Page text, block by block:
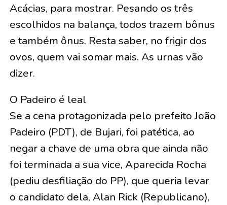
Acácias, para mostrar. Pesando os três
escolhidos na balança, todos trazem bônus
e também ônus. Resta saber, no frigir dos
ovos, quem vai somar mais. As urnas vão
dizer.
O Padeiro é leal
Se a cena protagonizada pelo prefeito João
Padeiro (PDT), de Bujari, foi patética, ao
negar a chave de uma obra que ainda não
foi terminada a sua vice, Aparecida Rocha
(pediu desfiliação do PP), que queria levar
o candidato dela, Alan Rick (Republicano),